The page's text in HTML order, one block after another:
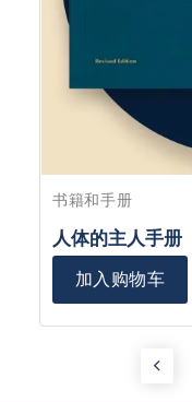
书籍和手册
人体的主人手册
加入购物车